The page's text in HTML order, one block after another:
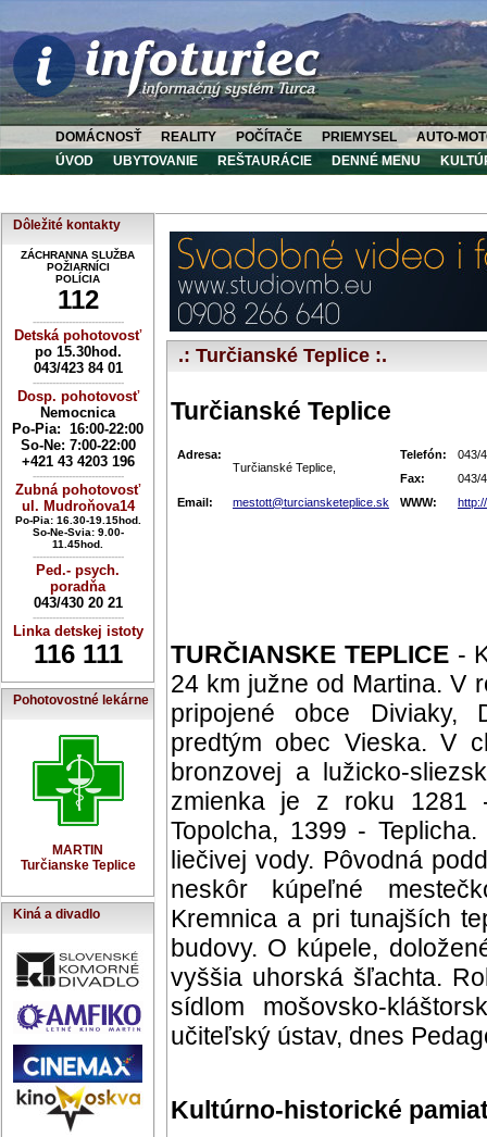
DOMÁCNOSŤ REALITY POČÍTAČE PRIEMYSEL
AUTO-
ÚVOD
UBYTOVANIE REŠTAURÁCIE DENNÉ MENU
Dôležité kontakty
ZÁCHRANNA SLUŽBA
POŽIARNÍCI
POLÍCIA
112
----------------------------
Detská pohotovosť
po 15.30hod.
043/423 84 01
----------------------------
Dosp. pohotovosť
Nemocnica
Po-Pia: 16:00-22:00
So-Ne: 7:00-22:00
+421 43 4203 196
----------------------------
Zubná pohotovosť
ul. Mudroňova14
Po-Pia: 16.30-19.15hod.
So-Ne-Svia: 9.00-
11.45hod.
----------------------------
Ped.- psych.
poradňa
043/430 20 21
----------------------------
Linka detskej istoty
116 111
Pohotovostné lekárne
MARTIN
Turčianske Teplice
Kiná a divadlo
.: Turčianské Teplice :.
Turčianské Teplice
Adresa:
Turčianské Teplice,
Telefón:
043/
Fax:
043/
Email:
mestott@turciansketeplice.sk WWW:
TURČIANSKE TEPLICE-
24 km južne od Martina. V
pripojené obce Diviaky,
predtým obec Vieska. V
bronzovej a lužicko-
zmienka je z roku 1281
Topolcha, 1399 -
liečivej vody. Pôvodná
neskôr kúpeľné
Kremnica a pri tunajších
budovy. O kúpele,
vyššia uhorská šľachta.
sídlom mošovsko-
učiteľský ústav, dnes
Kultúrno-historické